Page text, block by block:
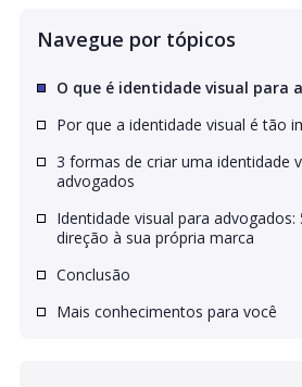
Navegue por tópicos
O que é identidade visual para
Por que a identidade visual é tão
3 formas de criar uma identidade
advogados
Identidade visual para advogados:
direção à sua própria marca
Conclusão
Mais conhecimentos para você